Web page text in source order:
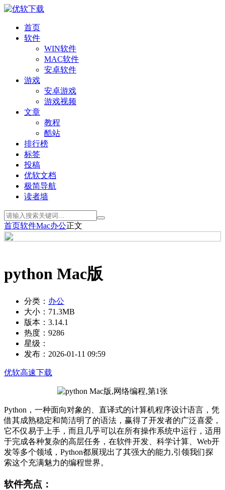
首页
软件
WIN软件
MAC软件
安卓软件
游戏
安卓游戏
游戏视频
文章
教程
酷站
排行榜
标签
投稿
优软文档
极简导航
读者墙
首页软件Mac办公正文
python Mac版
分类： 办公
大小： 71.3MB
版本： 3.14.1
热度： 9286
星级：
发布： 2026-01-11 09:59
优软高速下载
Python，一种面向对象的、直译式的计算机程序设计语言，凭
借其成熟稳定和简洁明了的语法，赢得了开发者的广泛喜爱，
它不仅易于上手，而且几乎可以在所有操作系统中运行，适用
于完成各种复杂的高层任务，在软件开发、科学计算、Web开
发等多个领域，Python都展现出了其强大的能力,引领我们探
索这个充满魅力的编程世界。
软件亮点：